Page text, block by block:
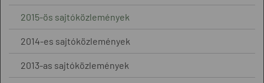
2015-ös sajtóközlemények
2014-es sajtóközlemények
2013-as sajtóközlemények